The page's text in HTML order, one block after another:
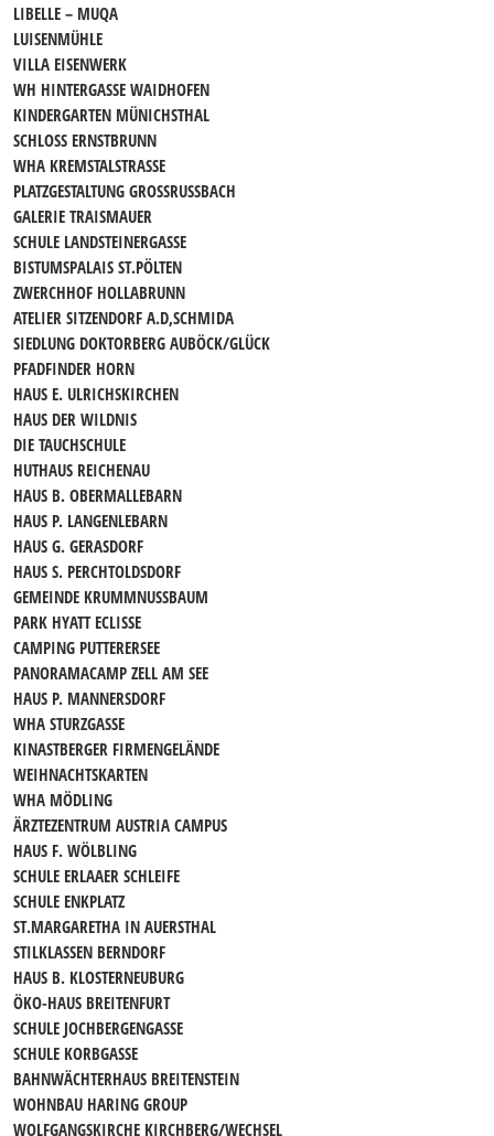
LIBELLE – MUQA
LUISENMÜHLE
VILLA EISENWERK
WH HINTERGASSE WAIDHOFEN
KINDERGARTEN MÜNICHSTHAL
SCHLOSS ERNSTBRUNN
WHA KREMSTALSTRASSE
PLATZGESTALTUNG GROSSRUSSBACH
GALERIE TRAISMAUER
SCHULE LANDSTEINERGASSE
BISTUMSPALAIS ST.PÖLTEN
ZWERCHHOF HOLLABRUNN
ATELIER SITZENDORF A.D,SCHMIDA
SIEDLUNG DOKTORBERG AUBÖCK/GLÜCK
PFADFINDER HORN
HAUS E. ULRICHSKIRCHEN
HAUS DER WILDNIS
DIE TAUCHSCHULE
HUTHAUS REICHENAU
HAUS B. OBERMALLEBARN
HAUS P. LANGENLEBARN
HAUS G. GERASDORF
HAUS S. PERCHTOLDSDORF
GEMEINDE KRUMMNUSSBAUM
PARK HYATT ECLISSE
CAMPING PUTTERERSEE
PANORAMACAMP ZELL AM SEE
HAUS P. MANNERSDORF
WHA STURZGASSE
KINASTBERGER FIRMENGELÄNDE
WEIHNACHTSKARTEN
WHA MÖDLING
ÄRZTEZENTRUM AUSTRIA CAMPUS
HAUS F. WÖLBLING
SCHULE ERLAAER SCHLEIFE
SCHULE ENKPLATZ
ST.MARGARETHA IN AUERSTHAL
STILKLASSEN BERNDORF
HAUS B. KLOSTERNEUBURG
ÖKO-HAUS BREITENFURT
SCHULE JOCHBERGENGASSE
SCHULE KORBGASSE
BAHNWÄCHTERHAUS BREITENSTEIN
WOHNBAU HARING GROUP
WOLFGANGSKIRCHE KIRCHBERG/WECHSEL